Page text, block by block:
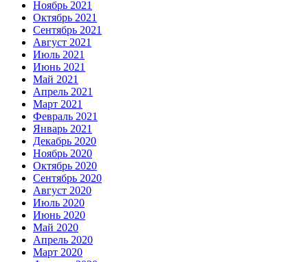
Ноябрь 2021
Октябрь 2021
Сентябрь 2021
Август 2021
Июль 2021
Июнь 2021
Май 2021
Апрель 2021
Март 2021
Февраль 2021
Январь 2021
Декабрь 2020
Ноябрь 2020
Октябрь 2020
Сентябрь 2020
Август 2020
Июль 2020
Июнь 2020
Май 2020
Апрель 2020
Март 2020